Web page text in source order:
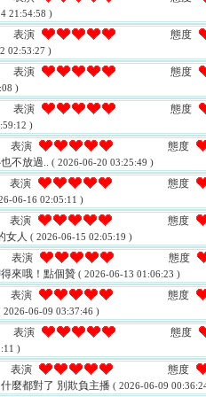
21:54:58 )
表演 態度
02:53:27 )
表演 態度
)
表演 態度
)
表演 態度
不放過.. ( 2026-06-20 03:25:49 )
表演 態度
06-16 02:05:11 )
表演 態度
女人 ( 2026-06-15 02:05:19 )
表演 態度
來哦！點個贊 ( 2026-06-13 01:06:23 )
表演 態度
2026-06-09 03:37:46 )
表演 態度
)
表演 態度
麼都對了 別欺負主播 ( 2026-06-09